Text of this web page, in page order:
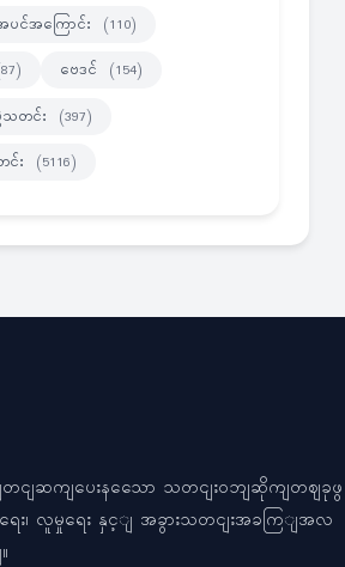
င်အကြောင်း (110)
ဗေဒင် (154)
သတင်း (397)
း (5116)
ျတငျဆကျပေးနသေော သတငျးဝဘျဆိုကျတဈခုဖွ
းရေး၊ လူမှုရေး နှင့ျ အခွားသတငျးအခကြျအလ